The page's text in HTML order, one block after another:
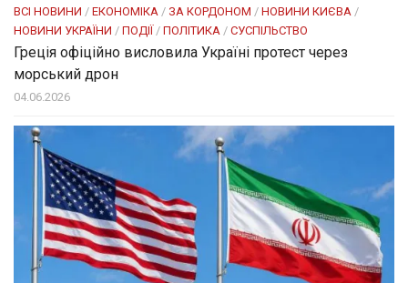
ВСІ НОВИНИ / ЕКОНОМІКА / ЗА КОРДОНОМ / НОВИНИ КИЄВА /
НОВИНИ УКРАЇНИ / ПОДІЇ / ПОЛІТИКА / СУСПІЛЬСТВО
Греція офіційно висловила Україні протест через
морський дрон
04.06.2026